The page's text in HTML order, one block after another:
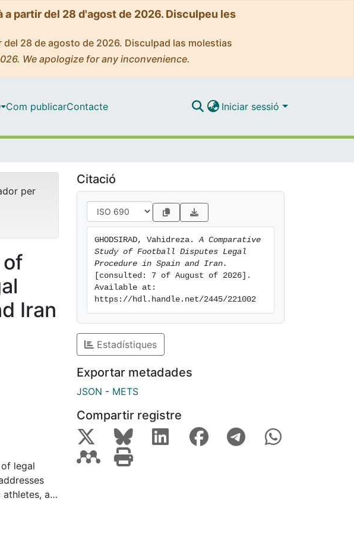
partir del 28 d'agost de 2026. Disculpeu les
28 de agosto de 2026. Disculpad las molestias
We apologize for any inconvenience.
Com publicarContacte Iniciar sessió
per
Iran
legal
as
The
Citació
GHODSIRAD, Vahidreza. A Comparative
Study of Football Disputes Legal
Procedure in Spain and Iran.
[consulted: 7 of August of 2026].
Available at:
https://hdl.handle.net/2445/221002
Estadístiques
Exportar metadades
JSON - METS
Compartir registre